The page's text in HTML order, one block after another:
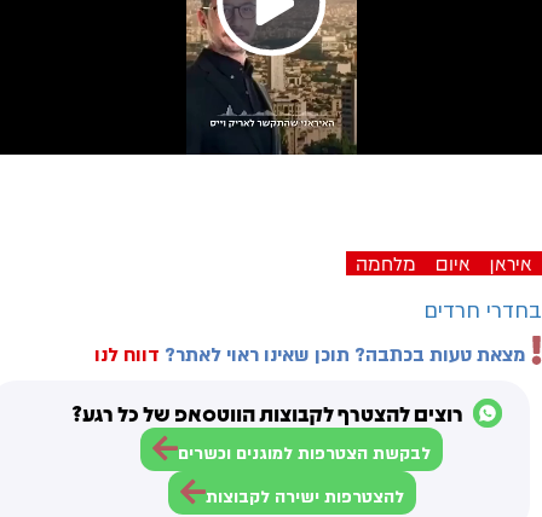
Play
איראן איום מלחמה
בחדרי חרדים
מצאת טעות בכתבה? תוכן שאינו ראוי לאתר? דווח לנו
רוצים להצטרף לקבוצות הווטסאפ של כל רגע?
לבקשת הצטרפות למוגנים וכשרים
להצטרפות ישירה לקבוצות